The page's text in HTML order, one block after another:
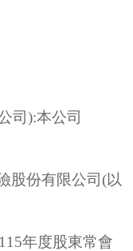
司):本公司
股份有限公司(以
年度股東常會